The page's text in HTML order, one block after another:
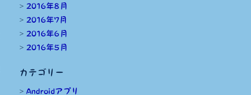
2016年8月
2016年7月
2016年6月
2016年5月
カテゴリー
Androidアプリ